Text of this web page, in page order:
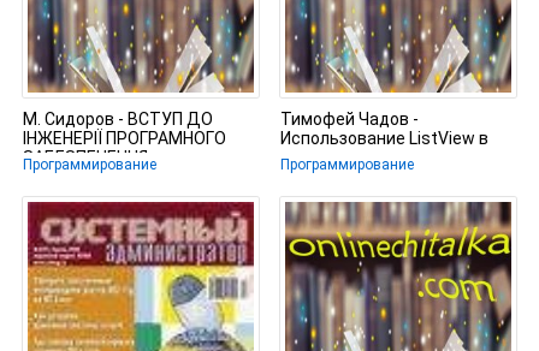
М. Сидоров - ВСТУП ДО
ІНЖЕНЕРІЇ ПРОГРАМНОГО
ЗАБЕЗПЕЧЕННЯ
Программирование
Тимофей Чадов -
Использование ListView в
режиме виртуального
списка
Программирование